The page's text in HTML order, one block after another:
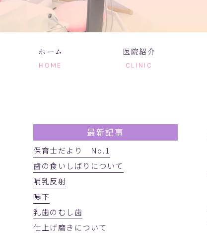
ホーム
HOME
医院紹介
CLINIC
最新記事
保育士だより No.1
歯の食いしばりについて
哺乳反射
嚥下
乳歯のむし歯
仕上げ磨きについて